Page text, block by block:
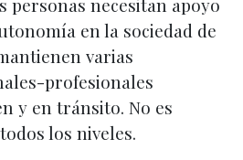
personas necesitan apoyo
en la sociedad de
varias
profesionales
y en tránsito. No es
los niveles.